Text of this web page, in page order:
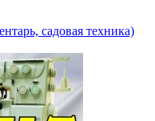
садовая техника)